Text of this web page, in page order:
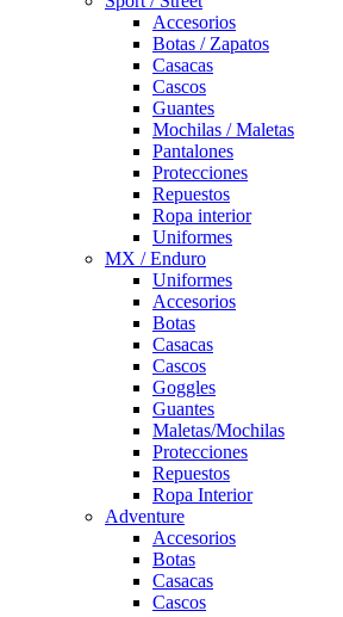
Accesorios
Botas / Zapatos
Casacas
Cascos
Guantes
Mochilas / Maletas
Pantalones
Protecciones
Repuestos
Ropa interior
Uniformes
MX / Enduro
Uniformes
Accesorios
Botas
Casacas
Cascos
Goggles
Guantes
Maletas/Mochilas
Protecciones
Repuestos
Ropa Interior
Adventure
Accesorios
Botas
Casacas
Cascos